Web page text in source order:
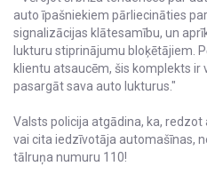
auto īpašniekiem pārliecināties
signalizācijas klātesamību, un
lukturu stiprinājumu bloķētājiem.
klientu atsaucēm, šis komplekts ir
pasargāt sava auto lukturus."
Valsts policija atgādina, ka,
vai cita iedzīvotāja automašīnas,
tālruņa numuru 110!